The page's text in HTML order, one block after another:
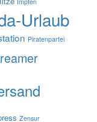
Urlaub
Piratenpartei
Zensur